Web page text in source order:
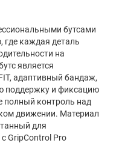
бутсами
где каждая деталь
на
является
адаптивный бандаж,
поддержку и фиксацию
полный контроль над
движении. Материал
для
GripControl Pro